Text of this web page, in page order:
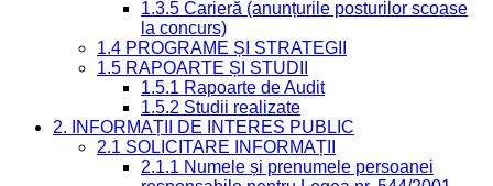
1.3.5 Carieră (anunțurile posturilor scoase
la concurs)
1.4 PROGRAME ȘI STRATEGII
1.5 RAPOARTE ȘI STUDII
1.5.1 Rapoarte de Audit
1.5.2 Studii realizate
2. INFORMAȚII DE INTERES PUBLIC
2.1 SOLICITARE INFORMAȚII
2.1.1 Numele și prenumele persoanei